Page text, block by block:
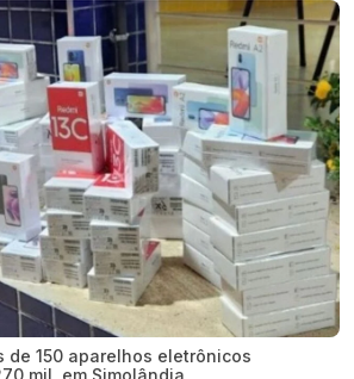
de 150 aparelhos eletrônicos
mil, em Simolândia